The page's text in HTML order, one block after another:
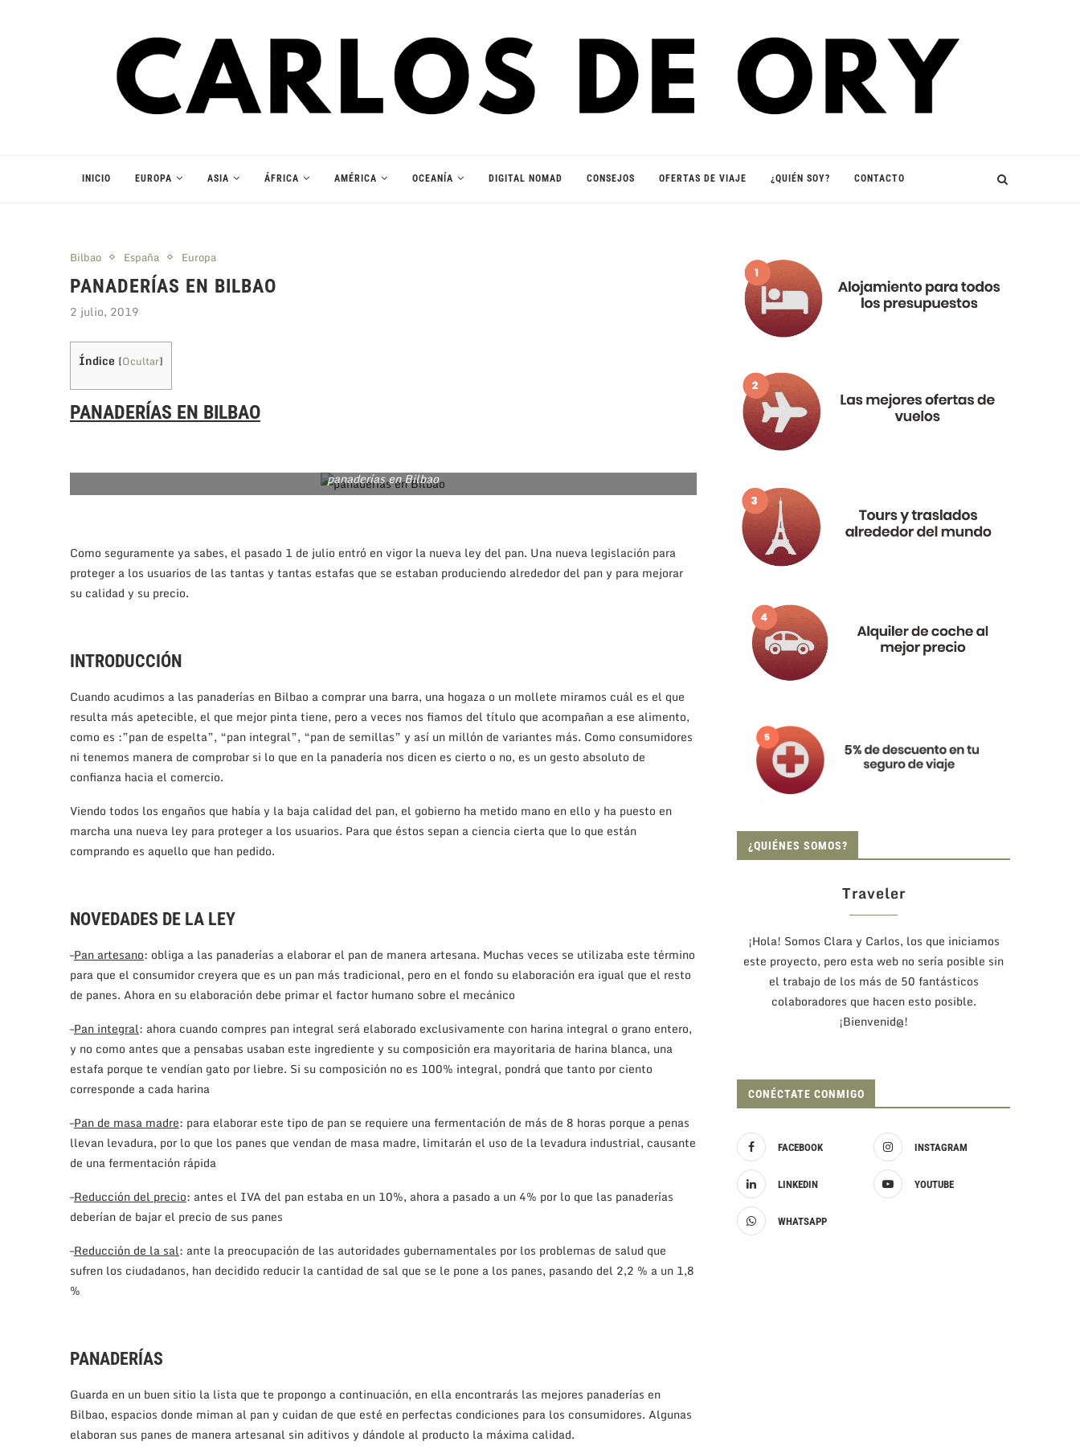
INICIO EUROPA ASIA ÁFRICA AMÉRICA OCEANÍA DIGITAL NOMAD CONSEJOS OFERTAS DE VIAJE ¿QUIÉN SOY? CONTACTO
Bilbao España Europa
PANADERÍAS EN BILBAO
2 julio, 2019
Índice [Ocultar]
PANADERÍAS EN BILBAO
panaderías en Bilbao
Como seguramente ya sabes, el pasado 1 de julio entró en vigor la nueva ley del pan. Una nueva legislación para
proteger a los usuarios de las tantas y tantas estafas que se estaban produciendo alrededor del pan y para mejorar
su calidad y su precio.
INTRODUCCIÓN
Cuando acudimos a las panaderías en Bilbao a comprar una barra, una hogaza o un mollete miramos cuál es el que
resulta más apetecible, el que mejor pinta tiene, pero a veces nos fiamos del título que acompañan a ese alimento,
como es :”pan de espelta”, “pan integral”, “pan de semillas” y así un millón de variantes más. Como consumidores
ni tenemos manera de comprobar si lo que en la panadería nos dicen es cierto o no, es un gesto absoluto de
confianza hacia el comercio.
Viendo todos los engaños que había y la baja calidad del pan, el gobierno ha metido mano en ello y ha puesto en
marcha una nueva ley para proteger a los usuarios. Para que éstos sepan a ciencia cierta que lo que están
comprando es aquello que han pedido.
NOVEDADES DE LA LEY
–Pan artesano: obliga a las panaderías a elaborar el pan de manera artesana. Muchas veces se utilizaba este término
para que el consumidor creyera que es un pan más tradicional, pero en el fondo su elaboración era igual que el resto
de panes. Ahora en su elaboración debe primar el factor humano sobre el mecánico
–Pan integral: ahora cuando compres pan integral será elaborado exclusivamente con harina integral o grano entero,
y no como antes que a pensabas usaban este ingrediente y su composición era mayoritaria de harina blanca, una
estafa porque te vendían gato por liebre. Si su composición no es 100% integral, pondrá que tanto por ciento
corresponde a cada harina
–Pan de masa madre: para elaborar este tipo de pan se requiere una fermentación de más de 8 horas porque a penas
llevan levadura, por lo que los panes que vendan de masa madre, limitarán el uso de la levadura industrial, causante
de una fermentación rápida
–Reducción del precio: antes el IVA del pan estaba en un 10%, ahora a pasado a un 4% por lo que las panaderías
deberían de bajar el precio de sus panes
–Reducción de la sal: ante la preocupación de las autoridades gubernamentales por los problemas de salud que
sufren los ciudadanos, han decidido reducir la cantidad de sal que se le pone a los panes, pasando del 2,2 % a un 1,8
%
PANADERÍAS
Guarda en un buen sitio la lista que te propongo a continuación, en ella encontrarás las mejores panaderías en
Bilbao, espacios donde miman al pan y cuidan de que esté en perfectas condiciones para los consumidores. Algunas
elaboran sus panes de manera artesanal sin aditivos y dándole al producto la máxima calidad.
¿QUIÉNES SOMOS?
Traveler
¡Hola! Somos Clara y Carlos, los que iniciamos
este proyecto, pero esta web no sería posible sin
el trabajo de los más de 50 fantásticos
colaboradores que hacen esto posible.
¡Bienvenid@!
CONÉCTATE CONMIGO
FACEBOOK INSTAGRAM
LINKEDIN YOUTUBE
WHATSAPP